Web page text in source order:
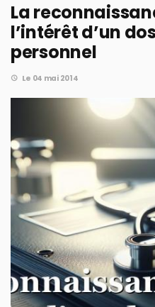
La
l’intérêt d’un
personnel
Le 04 mai 2014